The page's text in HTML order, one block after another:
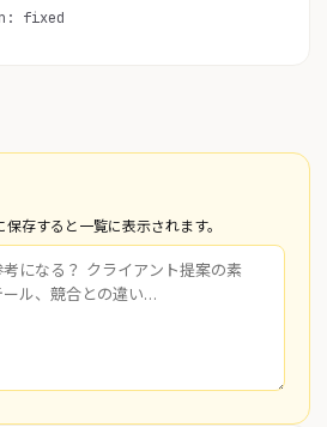
fixed
存すると一覧に表示されます。